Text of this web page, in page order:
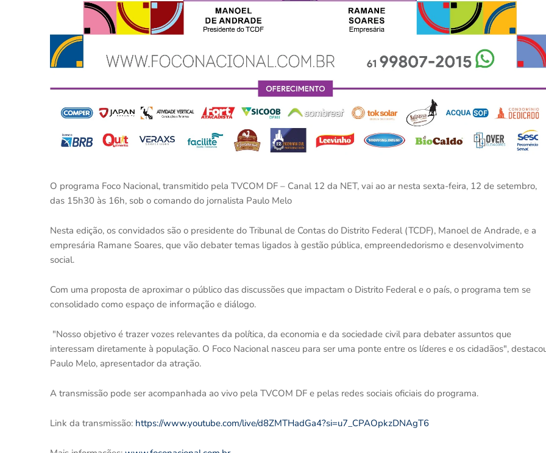
O programa Foco Nacional, transmitido pela TVCOM DF – Canal 12 da NET, vai ao ar nesta sexta-feira, 12 de setembro,
das 15h30 às 16h, sob o comando do jornalista Paulo Melo
Nesta edição, os convidados são o presidente do Tribunal de Contas do Distrito Federal (TCDF), Manoel de Andrade, e a
empresária Ramane Soares, que vão debater temas ligados à gestão pública, empreendedorismo e desenvolvimento
social.
Com uma proposta de aproximar o público das discussões que impactam o Distrito Federal e o país, o programa tem se
consolidado como espaço de informação e diálogo.
"Nosso objetivo é trazer vozes relevantes da política, da economia e da sociedade civil para debater assuntos que
interessam diretamente à população. O Foco Nacional nasceu para ser uma ponte entre os líderes e os cidadãos",
Paulo Melo, apresentador da atração.
A transmissão pode ser acompanhada ao vivo pela TVCOM DF e pelas redes sociais oficiais do programa.
Link da transmissão: https://www.youtube.com/live/d8ZMTHadGa4?si=u7_CPAOpkzDNAgT6